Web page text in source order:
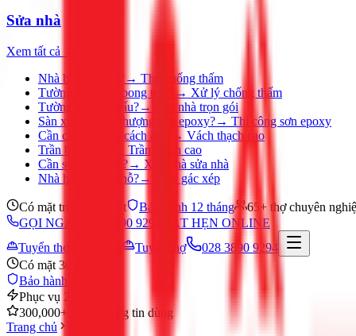
Sửa nhà
Xem tất cả →
Nhà bị thấm dột?
→ Thợ chống thấm
Tường ẩm mốc, bong tróc?
→ Xử lý chống thấm
Tường nhà cũ, xấu?→
Sơn nhà trọn gói
Sàn xưởng, sân thượng cần epoxy?→ Thi công sơn epoxy
Cần chia phòng, cách âm?
→ Vách thạch cao
Trần bị ố, nứt?
Trần thạch cao
Cần sửa nhà gấp?→ Xây nhà sửa nhà
Nhà hẹp, thiếu chỗ?→ Làm gác xép
Có mặt trong 30 phút Bảo hành 12 tháng
65+ thợ chuyên
GỌI NGAY 028 3890 9294
ĐẶT HẸN ONLINE
Tuyển thợ
Tuyển thợ
028 3890 9294
Có mặt 30 phút
Bảo hành 12 tháng
Phục vụ 24/7
300,000+ khách hàng tin dùng
Trang chủ